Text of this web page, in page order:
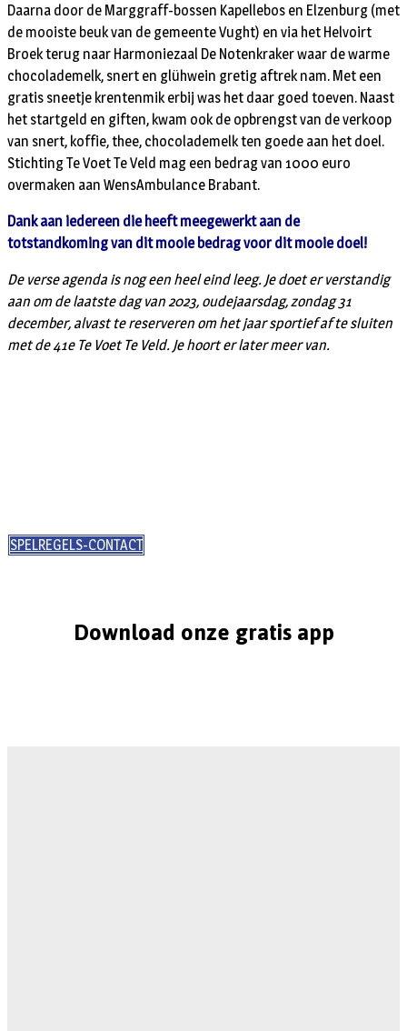
Daarna door de Marggraff-bossen Kapellebos en Elzenburg (met
de mooiste beuk van de gemeente Vught) en via het Helvoirt
Broek terug naar Harmoniezaal De Notenkraker waar de warme
chocolademelk, snert en glühwein gretig aftrek nam. Met een
gratis sneetje krentenmik erbij was het daar goed toeven. Naast
het startgeld en giften, kwam ook de opbrengst van de verkoop
van snert, koffie, thee, chocolademelk ten goede aan het doel.
Stichting Te Voet Te Veld mag een bedrag van 1000 euro
overmaken aan WensAmbulance Brabant.
Dank aan iedereen die heeft meegewerkt aan de
totstandkoming van dit mooie bedrag voor dit mooie doel!
De verse agenda is nog een heel eind leeg. Je doet er verstandig
aan om de laatste dag van 2023, oudejaarsdag, zondag 31
december, alvast te reserveren om het jaar sportief af te sluiten
met de 41e Te Voet Te Veld. Je hoort er later meer van.
SPELREGELS-CONTACT
Download onze gratis app